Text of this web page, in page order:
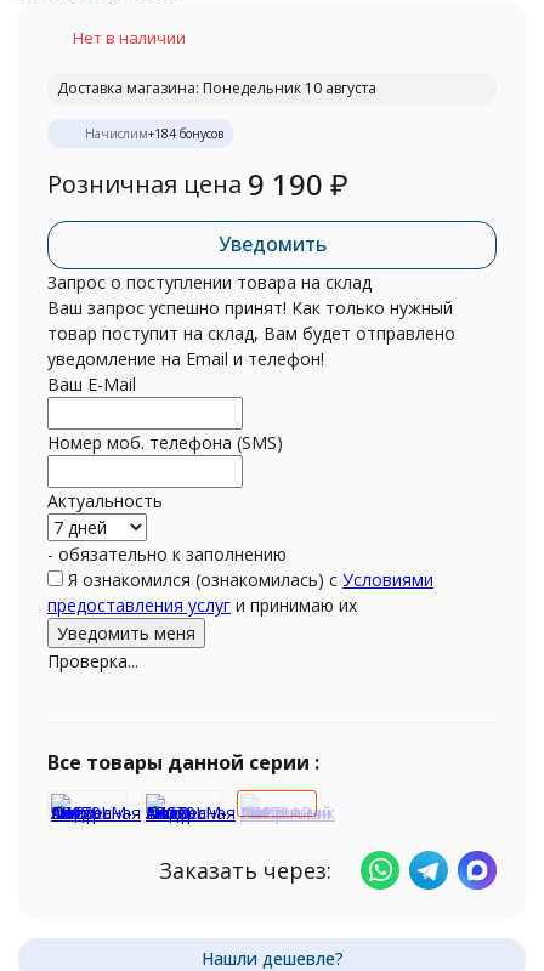
Нет в наличии
Доставка магазина: Понедельник 10 августа
Начислим+184 бонусов
Розничная цена 9 190 ₽
Уведомить
Запрос о поступлении товара на склад
Ваш запрос успешно принят! Как только нужный
товар поступит на склад, Вам будет отправлено
уведомление на Email и телефон!
Ваш E-Mail
Номер моб. телефона (SMS)
Актуальность
- обязательно к заполнению
Я ознакомился (ознакомилась) с Условиями
предоставления услуг и принимаю их
Проверка...
Все товары данной серии :
Заказать через: